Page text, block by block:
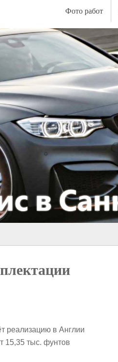
Фото работ
реализацию в Англии
15,35 тыс. фунтов